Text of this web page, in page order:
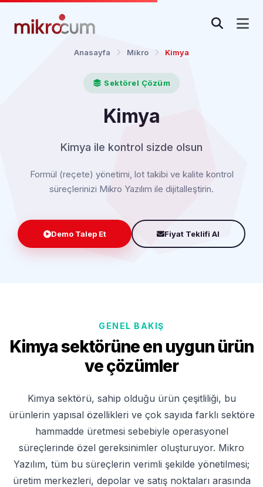
Anasayfa Mikro Kimya
Sektörel Çözüm
Kimya
Kimya ile kontrol sizde olsun
Formül (reçete) yönetimi, lot takibi ve kalite kontrol
süreçlerinizi Mikro Yazılım ile dijitalleştirin.
Demo Talep Et Fiyat Teklifi Al
GENEL BAKIŞ
Kimya sektörüne en uygun ürün
ve çözümler
Kimya sektörü, sahip olduğu ürün çeşitliliği, bu
ürünlerin yapısal özellikleri ve çok sayıda farklı sektöre
hammadde üretmesi sebebiyle operasyonel
süreçlerinde özel gereksinimler oluşturuyor. Mikro
Yazılım, tüm bu süreçlerin verimli şekilde yönetilmesi;
üretim merkezleri, depolar ve satış noktaları arasında